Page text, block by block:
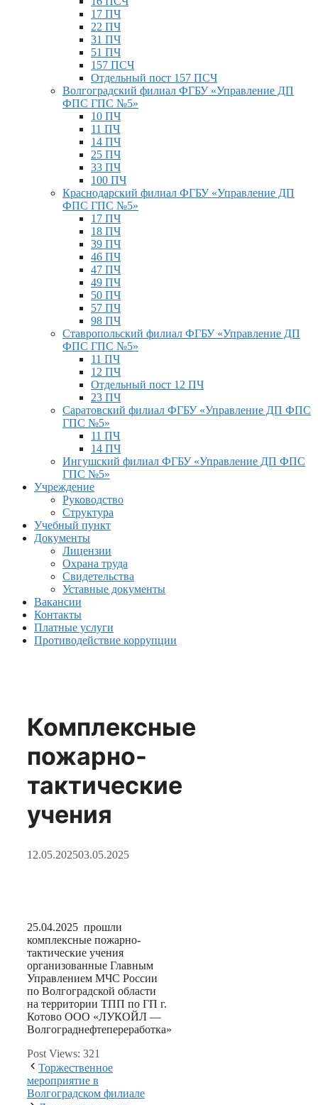
17 ПЧ
22 ПЧ
31 ПЧ
51 ПЧ
157 ПСЧ
Отдельный пост 157 ПСЧ
Волгоградский филиал ФГБУ «Управление ДП
ФПС ГПС №5»
10 ПЧ
11 ПЧ
14 ПЧ
25 ПЧ
33 ПЧ
100 ПЧ
Краснодарский филиал ФГБУ «Управление ДП
ФПС ГПС №5»
17 ПЧ
18 ПЧ
39 ПЧ
46 ПЧ
47 ПЧ
49 ПЧ
50 ПЧ
57 ПЧ
98 ПЧ
Ставропольский филиал ФГБУ «Управление ДП
ФПС ГПС №5»
11 ПЧ
12 ПЧ
Отдельный пост 12 ПЧ
23 ПЧ
Саратовский филиал ФГБУ «Управление ДП ФПС
ГПС №5»
11 ПЧ
14 ПЧ
Ингушский филиал ФГБУ «Управление ДП ФПС
ГПС №5»
Учреждение
Руководство
Структура
Учебный пункт
Документы
Лицензии
Охрана труда
Свидетельства
Уставные документы
Вакансии
Контакты
Платные услуги
Противодействие коррупции
Комплексные
пожарно-
тактические
учения
12.05.202503.05.2025
25.04.2025 прошли
комплексные пожарно-
тактические учения
организованные Главным
Управлением МЧС России
по Волгоградской области
на территории ТПП по ГП г.
Котово ООО «ЛУКОЙЛ —
Волгограднефтепереработка»
Post Views: 321
Торжественное
мероприятие в
Волгоградском филиале